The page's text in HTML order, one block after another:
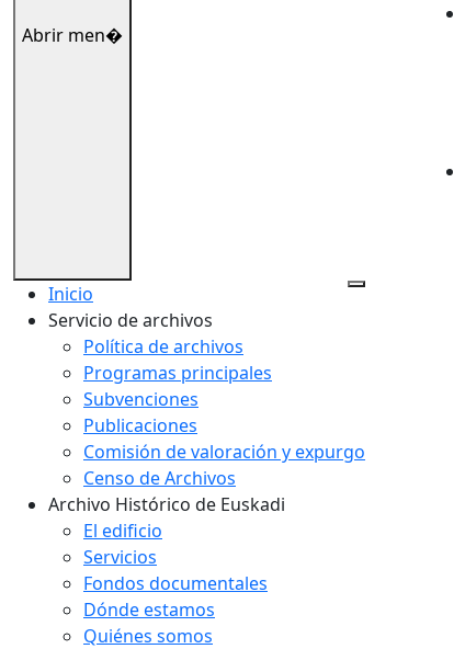
Abrir men�
Inicio
Servicio de archivos
Política de archivos
Programas principales
Subvenciones
Publicaciones
Comisión de valoración y expurgo
Censo de Archivos
Archivo Histórico de Euskadi
El edificio
Servicios
Fondos documentales
Dónde estamos
Quiénes somos